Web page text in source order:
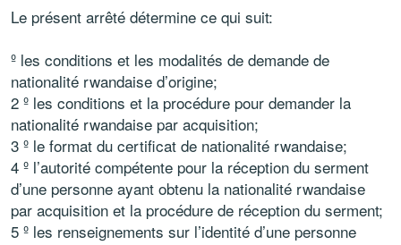
Le présent arrêté détermine ce qui suit:
º les conditions et les modalités de demande de
nationalité rwandaise d’origine;
2 º les conditions et la procédure pour demander la
nationalité rwandaise par acquisition;
3 º le format du certificat de nationalité rwandaise;
4 º l’autorité compétente pour la réception du serment
d’une personne ayant obtenu la nationalité rwandaise
par acquisition et la procédure de réception du serment;
5 º les renseignements sur l’identité d’une personne